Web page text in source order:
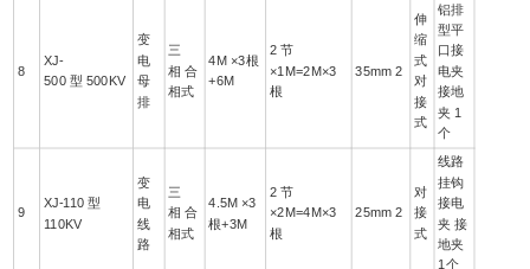
8
XJ-
500 型 500KV
变
电
母
排
三
相 合
相式
4M ×3根
+6M
2 节
×1M=2M×3
根
35mm 2
伸
缩
式
对
接
式
铝排
型平
口接
电夹
接地
夹 1
个
9
XJ-110 型
110KV
变
电
线
路
三
相 合
相式
4.5M ×3
根+3M
2 节
×2M=4M×3
根
25mm 2
对
接
式
线路
挂钩
接电
夹 接
地夹
1个